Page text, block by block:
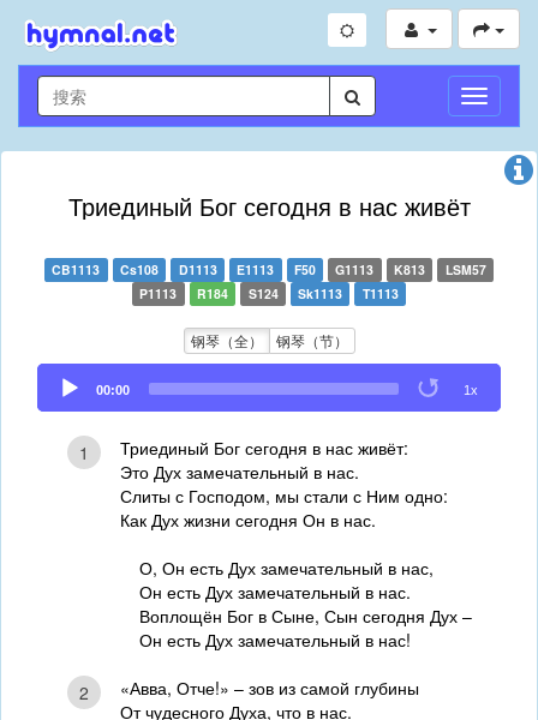
切
换
导
Триединый Бог сегодня в нас живёт
CB1113 Cs108 D1113 E1113 F50 G1113 K813
LSM57
P1113
R184 S124 Sk1113 T1113
钢琴（全） 钢琴（节）
Audio
Player
00:00 1x
1
Триединый Бог сегодня в нас живёт:
Это Дух замечательный в нас.
Слиты с Господом, мы стали с Ним одно:
Как Дух жизни сегодня Он в нас.
О, Он есть Дух замечательный в нас,
Он есть Дух замечательный в нас.
Воплощён Бог в Сыне, Сын сегодня Дух –
Он есть Дух замечательный в нас!
2
«Авва, Отче!» – зов из самой глубины
От чудесного Духа, что в нас.